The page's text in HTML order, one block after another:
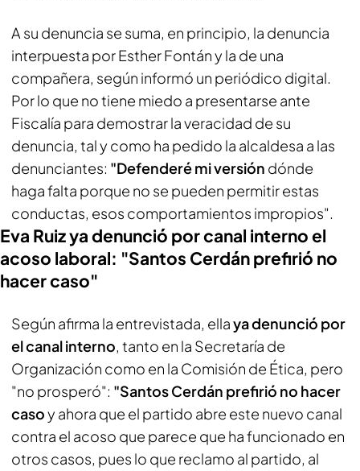
A su denuncia se suma, en principio, la denuncia
interpuesta por Esther Fontán y la de una
compañera, según informó un periódico digital.
Por lo que no tiene miedo a presentarse ante
Fiscalía para demostrar la veracidad de su
denuncia, tal y como ha pedido la alcaldesa a las
denunciantes: "Defenderé mi versión dónde
haga falta porque no se pueden permitir estas
conductas, esos comportamientos impropios".
Eva Ruiz ya denunció por canal interno el
acoso laboral: "Santos Cerdán prefirió no
hacer caso"
Según afirma la entrevistada, ellaya denunció por
el canal interno, tanto en la Secretaría de
Organización como en la Comisión de Ética, pero
"no prosperó": "Santos Cerdán prefirió no hacer
casoy ahora que el partido abre este nuevo canal
contra el acoso que parece que ha funcionado en
otros casos, pues lo que reclamo al partido, al